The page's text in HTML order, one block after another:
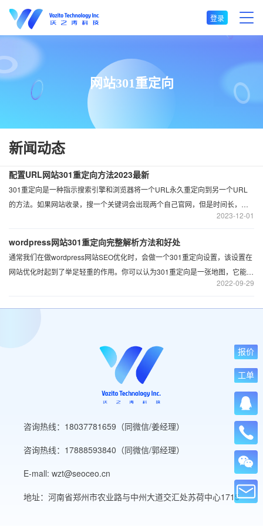
登录
网站301重定向
新闻动态
12-01
2023
配置URL网站301重定向方法2023最新
301重定向是一种指示搜索引擎和浏览器将一个URL永久重定向到另一个URL
的方法。如果网站收录，搜一个关键词会出现两个自己官网，但是时间长，会
出现权重分散的情况，所以必须保持一个权重最高且一致的网站域名才行。
09-29
2022
wordpress网站301重定向完整解析方法和好处
通常我们在做wordpress网站SEO优化时，会做一个301重定向设置，该设置在
网站优化时起到了举足轻重的作用。你可以认为301重定向是一张地图，它能将
您网站的用户从一个旧的页面或者错误的页面中吸引到一个全新的页面里去。
咨询热线：18037781659（同微信/姜经理）
咨询热线：17888593840（同微信/郭经理）
E-mall: wzt@seoceo.cn
地址：河南省郑州市农业路与中州大道交汇处苏荷中心1715
报价
工单